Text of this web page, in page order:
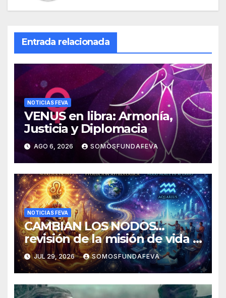
Entrada relacionada
NOTICIAS FEVA
VENUS en libra: Armonía,
Justicia y Diplomacia
AGO 6, 2026 SOMOSFUNDAFEVA
NOTICIAS FEVA
CAMBIAN LOS NODOS…
revisión de la misión de vida y
experiencias
JUL 29, 2026 SOMOSFUNDAFEVA